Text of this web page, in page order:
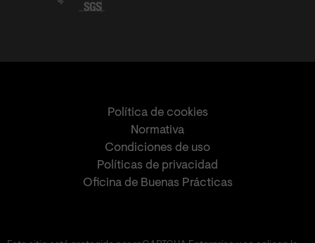
Política de cookies
Normativa
Condiciones de uso
Políticas de privacidad
Oficina de Buenas Prácticas